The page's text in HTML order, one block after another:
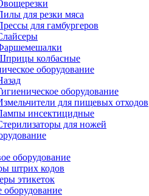
для резки мяса
для гамбургеров
колбасные
оборудование
оборудование
для пищевых отходов
инсектицидные
для ножей
оборудование
штрих кодов
этикеток
оборудование